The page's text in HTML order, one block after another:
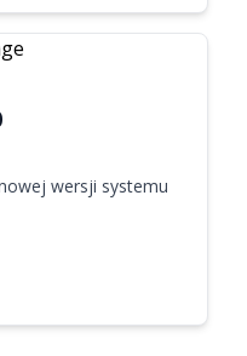
wersji systemu